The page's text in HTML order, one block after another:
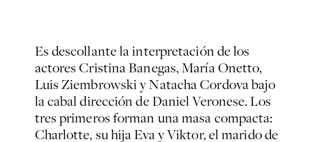
Es descollante la interpretación de los
actores Cristina Banegas, María Onetto,
Luis Ziembrowski y Natacha Cordova bajo
la cabal dirección de Daniel Veronese. Los
tres primeros forman una masa compacta:
Charlotte, su hija Eva y Viktor, el marido de